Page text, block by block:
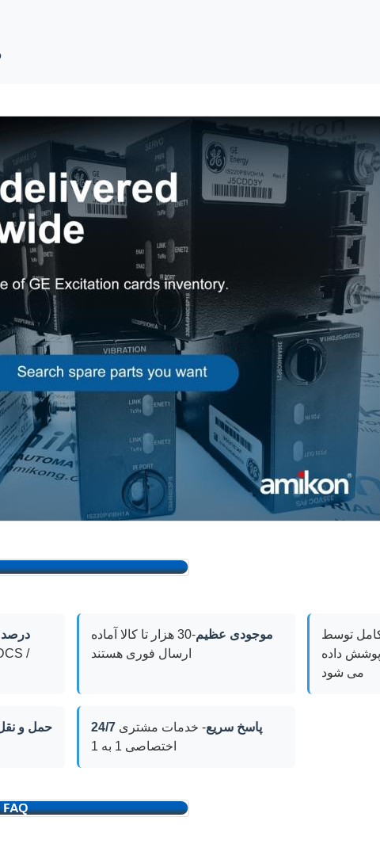
100 موجودی عظیم
-30 هزار تا کالا آماده
ارسال فوری هستند
توسط
داده
می شود
حمل و 24/7 پاسخ سریع- خدمات مشتری
اختصاصی 1 به 1